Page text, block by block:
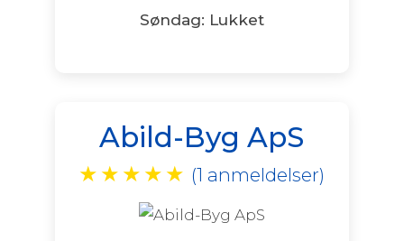
Søndag: Lukket
Abild-Byg ApS
★ ★ ★ ★ ★ (1 anmeldelser)